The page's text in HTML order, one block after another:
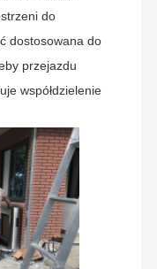
Wycieczka
Po Fabryce
do
dostosowana do
przejazdu
współdzielenie
Xin Tong
o wysokiej
produkcję,
się do
dla
i
skrzyń kontroli